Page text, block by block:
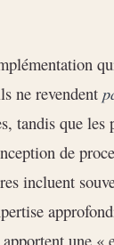
ne revendent
tandis que les
de
incluent
une «